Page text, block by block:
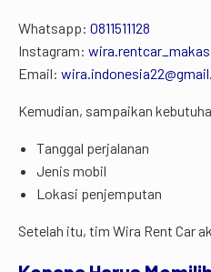
Whatsapp: 0811511128
Instagram:
Email:
Kemudian, sampaikan
Tanggal perjalanan
Jenis mobil
Lokasi penjemputan
Setelah itu, tim Wira Rent Car